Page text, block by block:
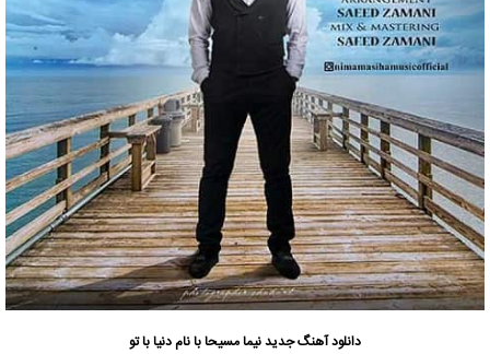
دانلود آهنگ جدیدنیما مسیحابا نام دنیا با تو